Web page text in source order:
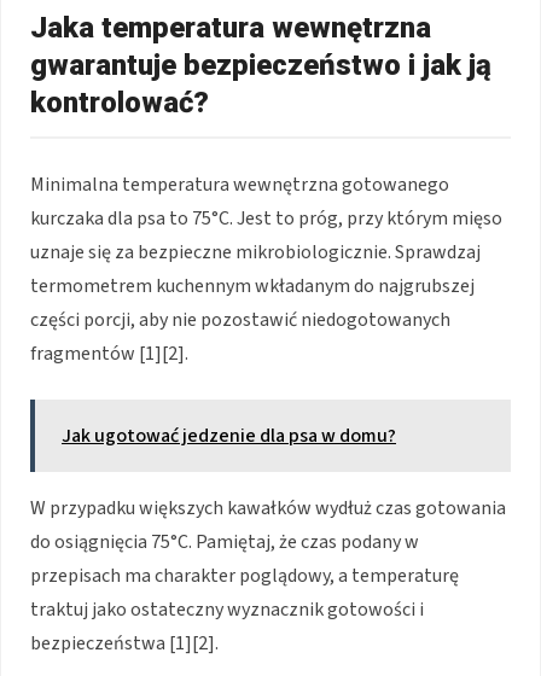
Jaka temperatura wewnętrzna
gwarantuje bezpieczeństwo i jak ją
kontrolować?
Minimalna temperatura wewnętrzna gotowanego
kurczaka dla psa to 75°C. Jest to próg, przy którym mięso
uznaje się za bezpieczne mikrobiologicznie. Sprawdzaj
termometrem kuchennym wkładanym do najgrubszej
części porcji, aby nie pozostawić niedogotowanych
fragmentów [1][2].
Jak ugotować jedzenie dla psa w domu?
W przypadku większych kawałków wydłuż czas gotowania
do osiągnięcia 75°C. Pamiętaj, że czas podany w
przepisach ma charakter poglądowy, a temperaturę
traktuj jako ostateczny wyznacznik gotowości i
bezpieczeństwa [1][2].